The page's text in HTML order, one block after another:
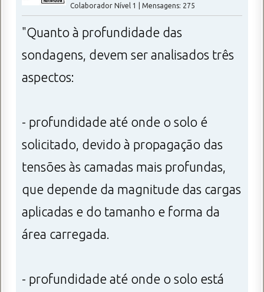
Colaborador Nível 1 | Mensagens: 275
"Quanto à profundidade das
sondagens, devem ser analisados três
aspectos:
- profundidade até onde o solo é
solicitado, devido à propagação das
tensões às camadas mais profundas,
que depende da magnitude das cargas
aplicadas e do tamanho e forma da
área carregada.
- profundidade até onde o solo está